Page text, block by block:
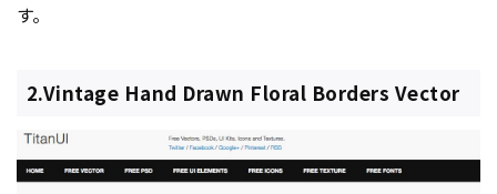
す。
2.Vintage Hand Drawn Floral Borders Vector